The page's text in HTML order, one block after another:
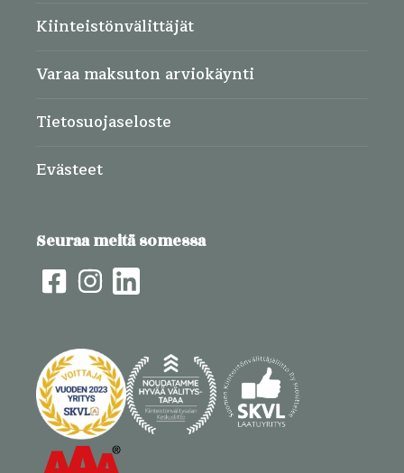
Kiinteistönvälittäjät
Varaa maksuton arviokäynti
Tietosuojaseloste
Evästeet
Seuraa meitä somessa